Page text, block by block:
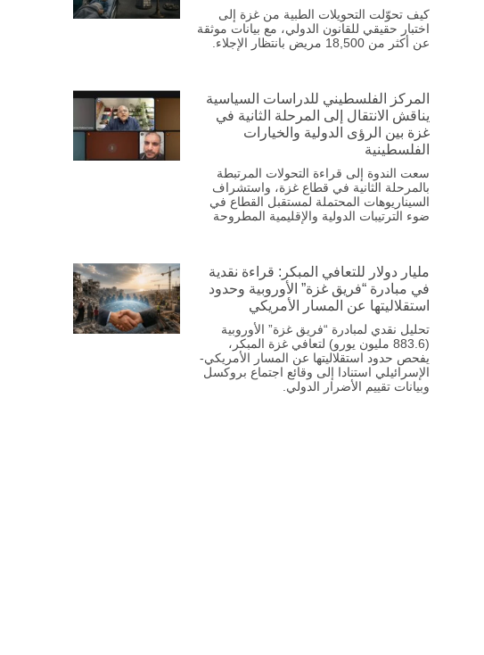
كيف تحوّلت التحويلات الطبية من غزة إلى
اختبار حقيقي للقانون الدولي، مع بيانات موثقة
عن أكثر من 18,500 مريض بانتظار الإجلاء.
المركز الفلسطيني للدراسات السياسية
يناقش الانتقال إلى المرحلة الثانية في
غزة بين الرؤى الدولية والخيارات
الفلسطينية
سعت الندوة إلى قراءة التحولات المرتبطة
بالمرحلة الثانية في قطاع غزة، واستشراف
السيناريوهات المحتملة لمستقبل القطاع في
ضوء الترتيبات الدولية والإقليمية المطروحة
مليار دولار للتعافي المبكر: قراءة نقدية
في مبادرة “فريق غزة” الأوروبية وحدود
استقلاليتها عن المسار الأمريكي
تحليل نقدي لمبادرة “فريق غزة” الأوروبية
(883.6 مليون يورو) لتعافي غزة المبكر،
يفحص حدود استقلاليتها عن المسار الأمريكي-
الإسرائيلي استنادا إلى وقائع اجتماع بروكسل
وبيانات تقييم الأضرار الدولي.